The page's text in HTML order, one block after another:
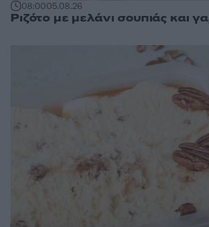
08:0005.08.26
Ριζότο με μελάνι σουπιάς και